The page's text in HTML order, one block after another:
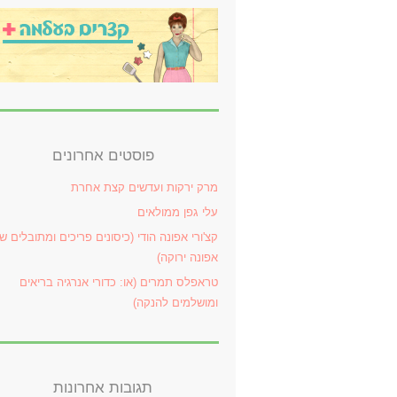
פוסטים אחרונים
מרק ירקות ועדשים קצת אחרת
עלי גפן ממולאים
קצ'ורי אפונה הודי (כיסונים פריכים ומתובלים
אפונה ירוקה)
טראפלס תמרים (או: כדורי אנרגיה בריאים
ומושלמים להנקה)
תגובות אחרונות